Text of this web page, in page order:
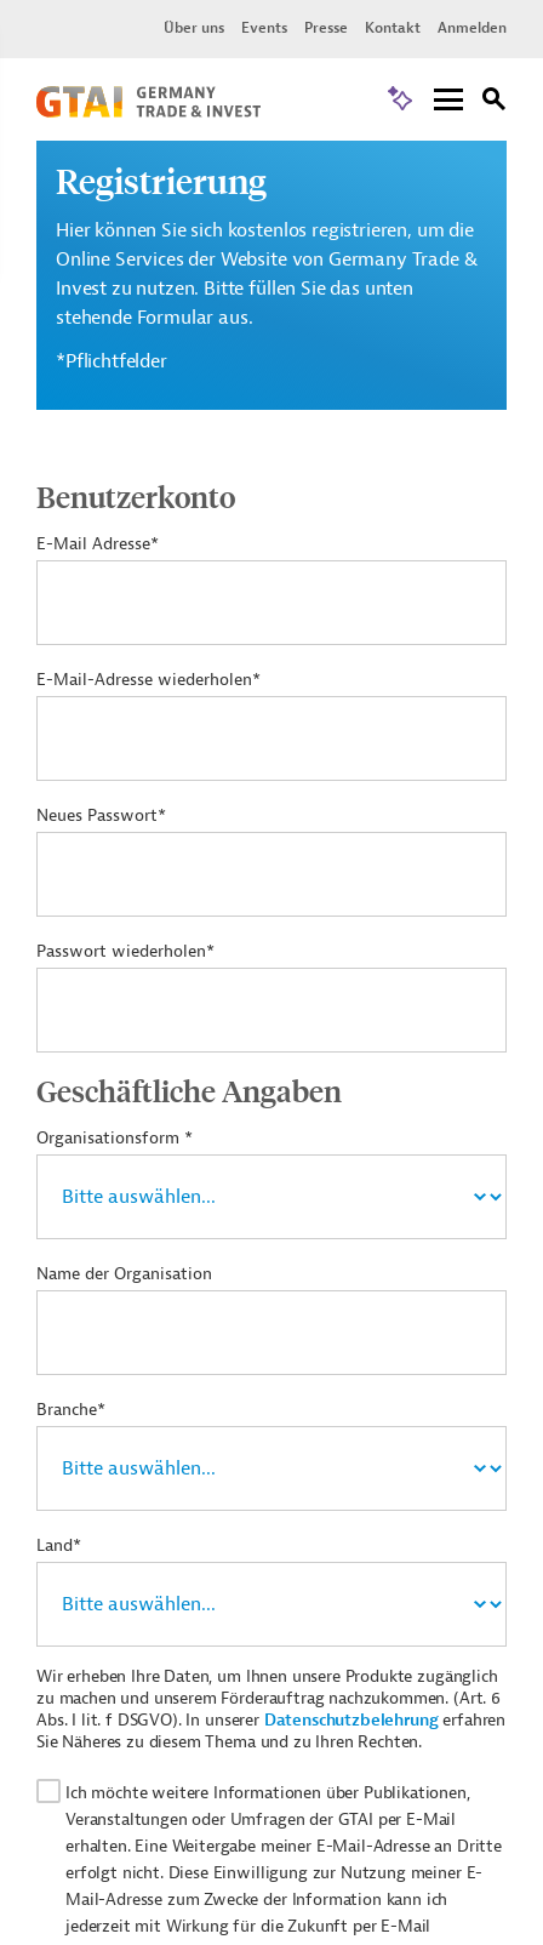
Über uns Events Presse Kontakt Anmelden
Registrierung
Hier können Sie sich kostenlos registrieren, um die
Online Services der Website von Germany Trade &
Invest zu nutzen. Bitte füllen Sie das unten
stehende Formular aus.
*Pflichtfelder
Benutzerkonto
E-Mail Adresse*
E-Mail-Adresse wiederholen*
Neues Passwort*
Passwort wiederholen*
Geschäftliche Angaben
Organisationsform *
Name der Organisation
Branche*
Land*
Wir erheben Ihre Daten, um Ihnen unsere Produkte zugänglich
zu machen und unserem Förderauftrag nachzukommen. (Art. 6
Abs. I lit. f DSGVO). In unserer Datenschutzbelehrungerfahren
Sie Näheres zu diesem Thema und zu Ihren Rechten.
Ich möchte weitere Informationen über Publikationen,
Veranstaltungen oder Umfragen der GTAI per E-Mail
erhalten. Eine Weitergabe meiner E-Mail-Adresse an Dritte
erfolgt nicht. Diese Einwilligung zur Nutzung meiner E-
Mail-Adresse zum Zwecke der Information kann ich
jederzeit mit Wirkung für die Zukunft per E-Mail